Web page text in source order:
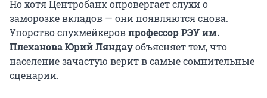
Но хотя Центробанк опровергает слухи о
заморозке вкладов — они появляются снова.
Упорство слухмейкеровпрофессор РЭУ им.
ПлехановаЮрий Ляндауобъясняет тем, что
население зачастую верит в самые сомнительные
сценарии.